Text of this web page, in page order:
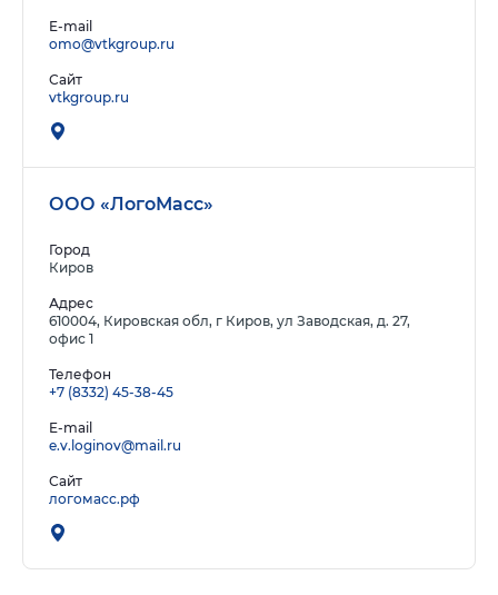
E-mail
omo@vtkgroup.ru
Сайт
vtkgroup.ru
ООО «ЛогоМасс»
Город
Киров
Адрес
610004, Кировская обл, г Киров, ул Заводская, д. 27,
офис 1
Телефон
+7 (8332) 45-38-45
E-mail
e.v.loginov@mail.ru
Сайт
логомасс.рф